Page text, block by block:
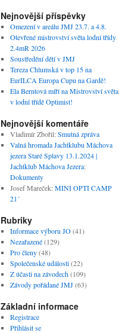
Nejnovější příspěvky
Omezení v areálu JMJ 23.7. a 4.8.
Otevřené mistrovství světa lodní třídy
2.4mR 2026
Soustředění dětí v JMJ
Tereza Chlumská v top 15 na
EurILCA Europa Cupu na Gardě!
Ela Berntová míří na Mistrovství světa
v lodní třídě Optimist!
Nejnovější komentáře
Vladimír Zbořil:Smutná zpráva
Valná hromada Jachtklubu Máchova
jezera Staré Splavy 13.1.2024 |
Jachtklub Máchova Jezera:
Dokumenty
Josef Mareček:MINI OPTI CAMP
21´
Rubriky
Informace výboru JO(41)
Nezařazené(129)
Pro členy(48)
Společenské události(22)
Z účasti na závodech(109)
Závody pořádané JMJ(63)
Základní informace
Registrace
Přihlásit se